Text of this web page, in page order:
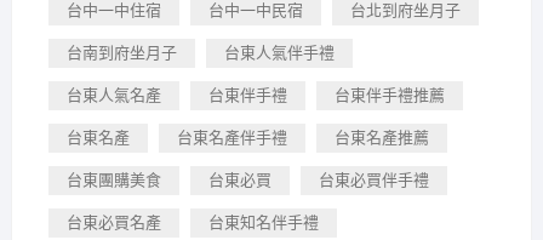
台中一中住宿 台中一中民宿 台北到府坐月子
台南到府坐月子 台東人氣伴手禮
台東人氣名產 台東伴手禮 台東伴手禮推薦
台東名產 台東名產伴手禮 台東名產推薦
台東團購美食 台東必買 台東必買伴手禮
台東必買名產 台東知名伴手禮